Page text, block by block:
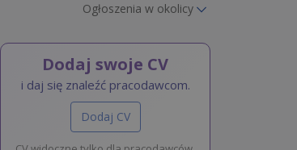
Ogłoszenia w okolicy
Dodaj swoje CV
i daj się znaleźć pracodawcom.
Dodaj CV